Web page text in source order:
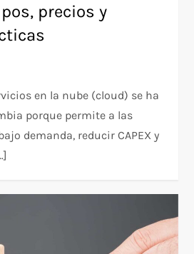
precios y
en la nube (cloud) se ha
porque permite a las
demanda, reducir CAPEX y